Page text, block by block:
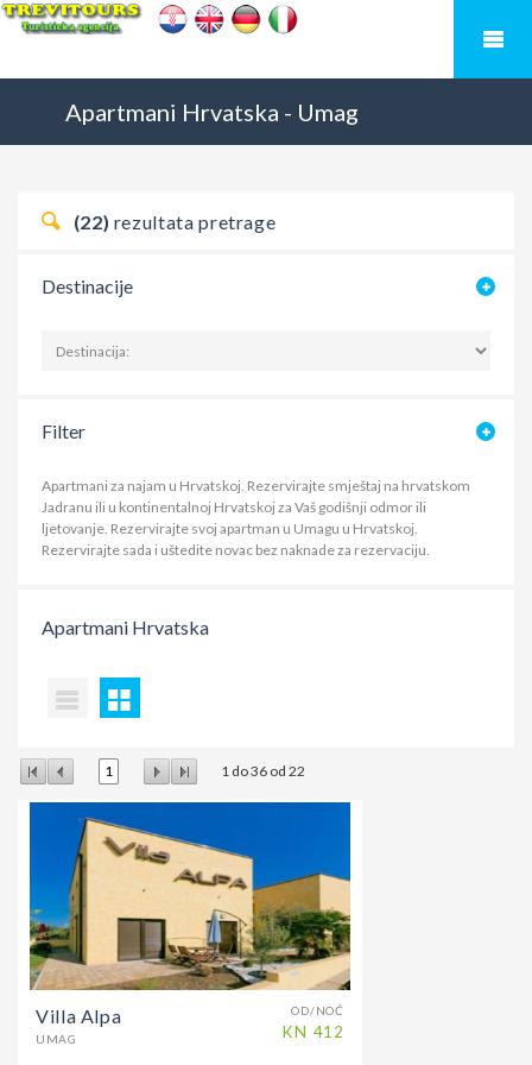
Apartmani Hrvatska - Umag
(22) rezultata pretrage
Destinacije
Filter
Apartmani za najam u Hrvatskoj. Rezervirajte smještaj na hrvatskom
Jadranu ili u kontinentalnoj Hrvatskoj za Vaš godišnji odmor ili
ljetovanje. Rezervirajte svoj apartman u Umagu u Hrvatskoj.
Rezervirajte sada i uštedite novac bez naknade za rezervaciju.
Apartmani Hrvatska
1 1 do36 od 22
OD/NOĆ
KN 412
Villa Alpa
UMAG